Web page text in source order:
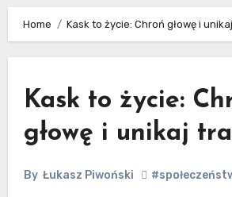
Home Kask to życie: Chroń głowę i
Kask to życie:
głowę i unikaj
By Łukasz Piwoński